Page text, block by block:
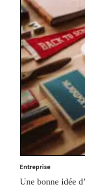
Entreprise
Une bonne idée